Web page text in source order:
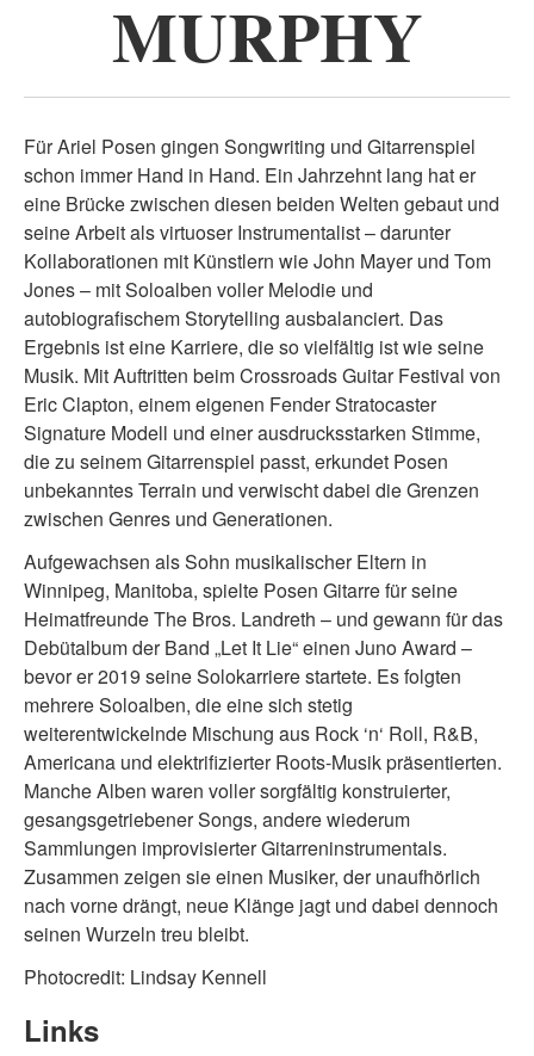
MURPHY
Für Ariel Posen gingen Songwriting und Gitarrenspiel
schon immer Hand in Hand. Ein Jahrzehnt lang hat er
eine Brücke zwischen diesen beiden Welten gebaut und
seine Arbeit als virtuoser Instrumentalist – darunter
Kollaborationen mit Künstlern wie John Mayer und Tom
Jones – mit Soloalben voller Melodie und
autobiografischem Storytelling ausbalanciert. Das
Ergebnis ist eine Karriere, die so vielfältig ist wie seine
Musik. Mit Auftritten beim Crossroads Guitar Festival von
Eric Clapton, einem eigenen Fender Stratocaster
Signature Modell und einer ausdrucksstarken Stimme,
die zu seinem Gitarrenspiel passt, erkundet Posen
unbekanntes Terrain und verwischt dabei die Grenzen
zwischen Genres und Generationen.
Aufgewachsen als Sohn musikalischer Eltern in
Winnipeg, Manitoba, spielte Posen Gitarre für seine
Heimatfreunde The Bros. Landreth – und gewann für das
Debütalbum der Band „Let It Lie“ einen Juno Award –
bevor er 2019 seine Solokarriere startete. Es folgten
mehrere Soloalben, die eine sich stetig
weiterentwickelnde Mischung aus Rock ‘n‘ Roll, R&B,
Americana und elektrifizierter Roots-Musik präsentierten.
Manche Alben waren voller sorgfältig konstruierter,
gesangsgetriebener Songs, andere wiederum
Sammlungen improvisierter Gitarreninstrumentals.
Zusammen zeigen sie einen Musiker, der unaufhörlich
nach vorne drängt, neue Klänge jagt und dabei dennoch
seinen Wurzeln treu bleibt.
Photocredit: Lindsay Kennell
Links